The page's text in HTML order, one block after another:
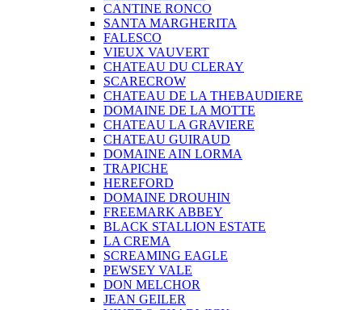
CANTINE RONCO
SANTA MARGHERITA
FALESCO
VIEUX VAUVERT
CHATEAU DU CLERAY
SCARECROW
CHATEAU DE LA THEBAUDIERE
DOMAINE DE LA MOTTE
CHATEAU LA GRAVIERE
CHATEAU GUIRAUD
DOMAINE AIN LORMA
TRAPICHE
HEREFORD
DOMAINE DROUHIN
FREEMARK ABBEY
BLACK STALLION ESTATE
LA CREMA
SCREAMING EAGLE
PEWSEY VALE
DON MELCHOR
JEAN GEILER